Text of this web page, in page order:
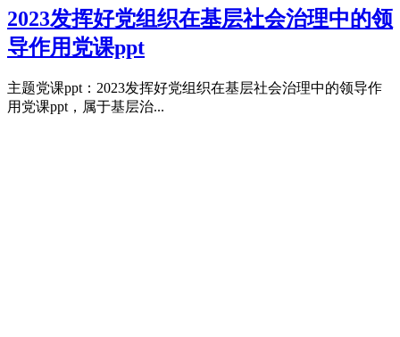
2023发挥好党组织在基层社会治理中的领
导作用党课ppt
主题党课ppt：2023发挥好党组织在基层社会治理中的领导作
用党课ppt，属于基层治...